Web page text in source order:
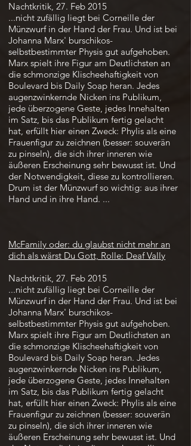
Nachtkritik, 27. Feb 2015
...nicht zufällig liegt bei Corneille der
Münzwurf in der Hand der Frau. Und ist bei
Johanna Marx' burschikos-
selbstbestimmter Physis gut aufgehoben.
Marx spielt ihre Figur am Deutlichsten an
die schmonzige Klischeehaftigkeit von
Boulevard bis Daily Soap heran. Jedes
augenzwinkernde Nicken ins Publikum,
jede überzogene Geste, jedes Innehalten
im Satz, bis das Publikum fertig gelacht
hat, erfüllt hier einen Zweck: Phylis als eine
Frauenfigur zu zeichnen (besser: souverän
zu pinseln), die sich ihrer inneren wie
äußeren Erscheinung sehr bewusst ist. Und
der Notwendigkeit, diese zu kontrollieren.
Drum ist der Münzwurf so wichtig: aus ihrer
Hand und in ihre Hand. ...
McFamily oder: du glaubst nicht mehr an
dich als wärst Du Gott, Rolle: Deaf Vally
Nachtkritik, 27. Feb 2015
...nicht zufällig liegt bei Corneille der
Münzwurf in der Hand der Frau. Und ist bei
Johanna Marx' burschikos-
selbstbestimmter Physis gut aufgehoben.
Marx spielt ihre Figur am Deutlichsten an
die schmonzige Klischeehaftigkeit von
Boulevard bis Daily Soap heran. Jedes
augenzwinkernde Nicken ins Publikum,
jede überzogene Geste, jedes Innehalten
im Satz, bis das Publikum fertig gelacht
hat, erfüllt hier einen Zweck: Phylis als eine
Frauenfigur zu zeichnen (besser: souverän
zu pinseln), die sich ihrer inneren wie
äußeren Erscheinung sehr bewusst ist. Und